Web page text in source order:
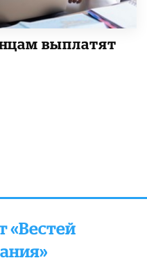
выплатят
«Вестей